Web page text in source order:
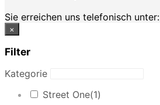
Sie erreichen uns telefonisch unter:
×
Filter
Kategorie
Street One(1)